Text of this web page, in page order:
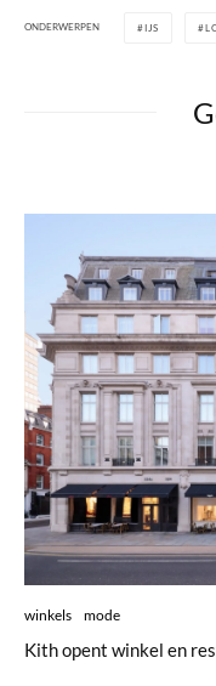
ONDERWERPEN IJS
winkels mode
Kith opent winkel en